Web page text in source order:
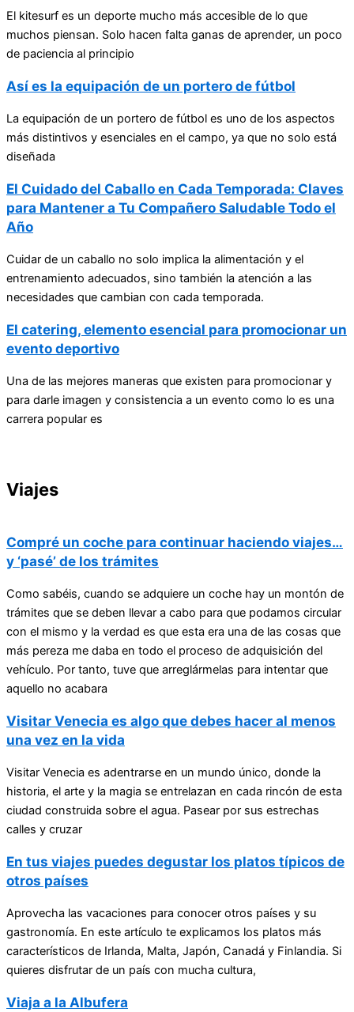
El kitesurf es un deporte mucho más accesible de lo que
muchos piensan. Solo hacen falta ganas de aprender, un poco
de paciencia al principio
Así es la equipación de un portero de fútbol
La equipación de un portero de fútbol es uno de los aspectos
más distintivos y esenciales en el campo, ya que no solo está
diseñada
El Cuidado del Caballo en Cada Temporada: Claves
para Mantener a Tu Compañero Saludable Todo el
Año
Cuidar de un caballo no solo implica la alimentación y el
entrenamiento adecuados, sino también la atención a las
necesidades que cambian con cada temporada.
El catering, elemento esencial para promocionar un
evento deportivo
Una de las mejores maneras que existen para promocionar y
para darle imagen y consistencia a un evento como lo es una
carrera popular es
Viajes
Compré un coche para continuar haciendo viajes…
y ‘pasé’ de los trámites
Como sabéis, cuando se adquiere un coche hay un montón de
trámites que se deben llevar a cabo para que podamos circular
con el mismo y la verdad es que esta era una de las cosas que
más pereza me daba en todo el proceso de adquisición del
vehículo. Por tanto, tuve que arreglármelas para intentar que
aquello no acabara
Visitar Venecia es algo que debes hacer al menos
una vez en la vida
Visitar Venecia es adentrarse en un mundo único, donde la
historia, el arte y la magia se entrelazan en cada rincón de esta
ciudad construida sobre el agua. Pasear por sus estrechas
calles y cruzar
En tus viajes puedes degustar los platos típicos de
otros países
Aprovecha las vacaciones para conocer otros países y su
gastronomía. En este artículo te explicamos los platos más
característicos de Irlanda, Malta, Japón, Canadá y Finlandia. Si
quieres disfrutar de un país con mucha cultura,
Viaja a la Albufera